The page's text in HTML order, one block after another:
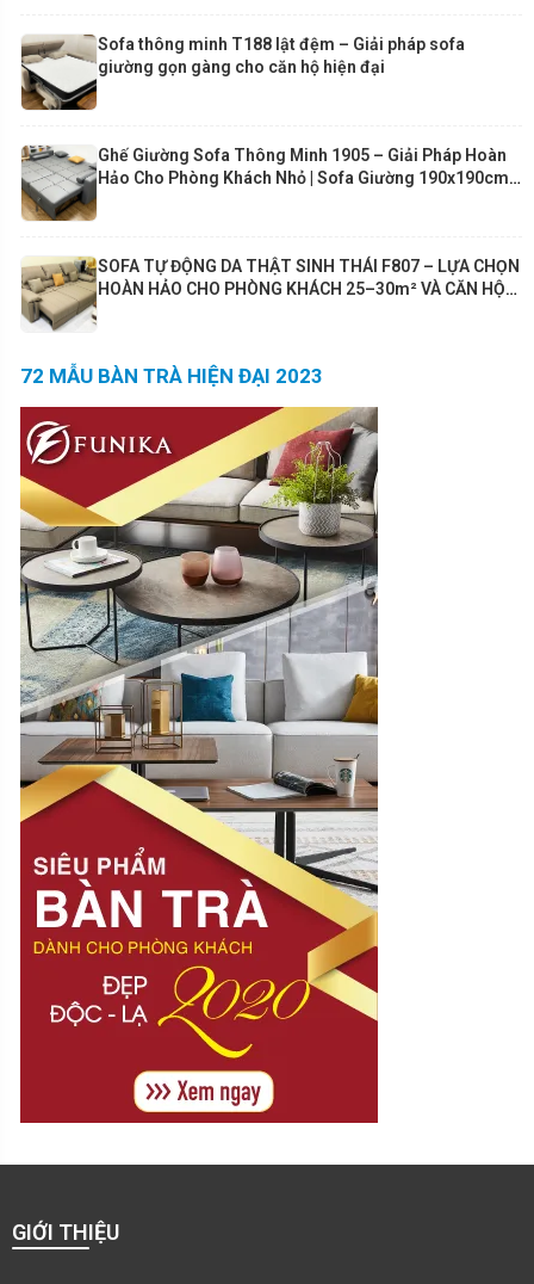
Sofa thông minh T188 lật đệm – Giải pháp sofa
giường gọn gàng cho căn hộ hiện đại
Ghế Giường Sofa Thông Minh 1905 – Giải Pháp Hoàn
Hảo Cho Phòng Khách Nhỏ | Sofa Giường 190x190cm
SOFA TỰ ĐỘNG DA THẬT SINH THÁI F807 – LỰA CHỌN
HOÀN HẢO CHO PHÒNG KHÁCH 25–30m² VÀ CĂN HỘ
72 MẪU BÀN TRÀ HIỆN ĐẠI 2023
GIỚI THIỆU